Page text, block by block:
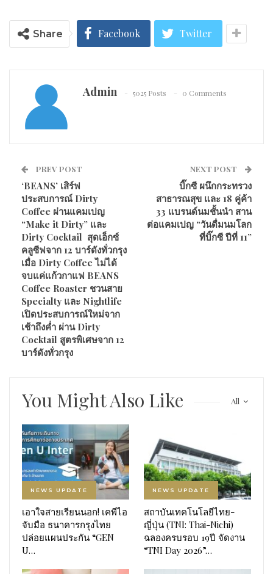
Share Facebook Twitter
Admin 5025 Posts 0 Comments
PREV POST
‘BEANS’ เสิร์ฟ
ประสบการณ์ Dirty
Coffee ผ่านแคมเปญ
“Make it Dirty” และ
Dirty Cocktail สุดเอ็กซ์
คลูซีฟจาก 12 บาร์ดังทั่วกรุง
เมื่อ Dirty Coffee ไม่ได้
จบแค่แก้วกาแฟ BEANS
Coffee Roaster ชวนสาย
Specialty และ Nightlife
เปิดประสบการณ์ใหม่จาก
เช้าถึงค่ำ ผ่าน Dirty
Cocktail สูตรพิเศษจาก 12
บาร์ดังทั่วกรุง
NEXT POST
บิ๊กซี ผนึกกระทรวง
สาธารณสุข และ 18 คู่ค้า
33 แบรนด์นมชั้นนำ สาน
ต่อแคมเปญ “วันดื่มนมโลก
ที่บิ๊กซี ปีที่ 11”
All
You Might Also Like
NEWS UPDATE
เอาใจสายเรียนนอก! เคพีไอ
จับมือ ธนาคารกรุงไทย
ปล่อยแผนประกัน “GEN
U…
NEWS UPDATE
สถาบันเทคโนโลยีไทย-
ญี่ปุ่น (TNI: Thai-Nichi)
ฉลองครบรอบ 19ปี จัดงาน
“TNI Day 2026”…